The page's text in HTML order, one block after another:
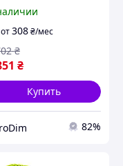
(диск 125
Машина для
и резки
от308₴/мес
₴
₴
Купить
82%